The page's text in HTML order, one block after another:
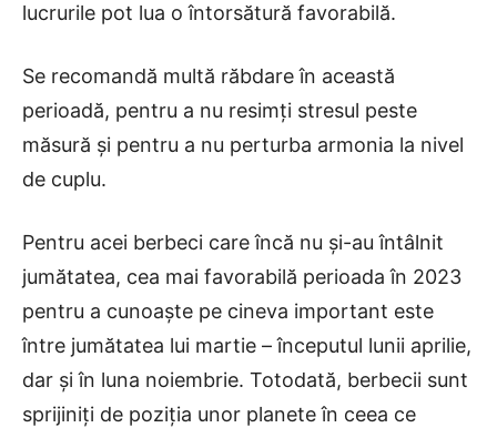
lucrurile pot lua o întorsătură favorabilă.
Se recomandă multă răbdare în această
perioadă, pentru a nu resimți stresul peste
măsură și pentru a nu perturba armonia la nivel
de cuplu.
Pentru acei berbeci care încă nu și-au întâlnit
jumătatea, cea mai favorabilă perioada în 2023
pentru a cunoaște pe cineva important este
între jumătatea lui martie – începutul lunii aprilie,
dar și în luna noiembrie. Totodată, berbecii sunt
sprijiniți de poziția unor planete în ceea ce